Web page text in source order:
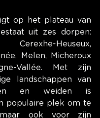
op het plateau van
uit zes dorpen:
Heuseux,
Melen, Micheroux
Vallée. Met zijn
landschappen van
en weiden is
populaire plek om te
maar ook voor zijn